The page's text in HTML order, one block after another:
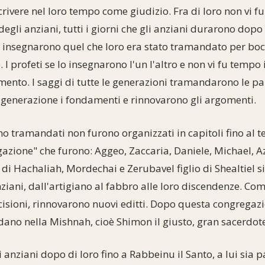
nel loro tempo come giudizio. Fra di loro non vi
anziani, tutti i giorni che gli anziani durarono dopo
quel che loro era stato tramandato per
I profeti se lo insegnarono l'un l'altro e non vi fu tempo
I saggi di tutte le generazioni tramandarono le
i fondamenti e rinnovarono gli argomenti.
tramandati non furono organizzati in capitoli fino al
che furono: Aggeo, Zaccaria, Daniele, Michael,
Hachaliah, Mordechai e Zerubavel figlio di Shealtiel
dall'artigiano al fabbro alle loro discendenze.
rinnovarono nuovi editti. Dopo questa
nella Mishnah, cioè Shimon il giusto, gran
anziani dopo di loro fino a Rabbeinu il Santo, a lui sia